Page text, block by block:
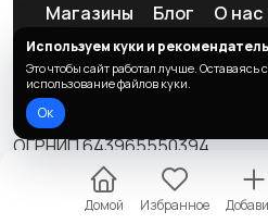
Магазины Блог
О нас
Служба поддержки
© 2026 ListAd
ОГРНИП 643965550394
Правила сервиса
Политика
Домой Избранное
Используем куки и
Это чтобы сайт работал лучше. Оставаясь
использование файлов куки.
Ок